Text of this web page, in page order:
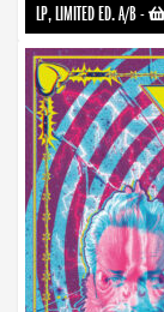
LP, LIMITED ED. A/B-